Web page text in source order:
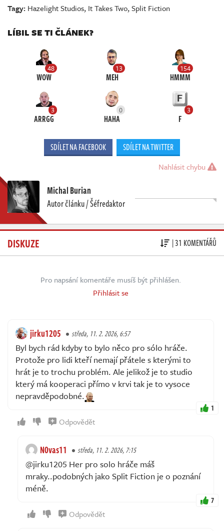
Tagy: Hazelight Studios, It Takes Two,Split Fiction
LÍBIL SE TI ČLÁNEK?
48
WOW
13
MEH
154
HMMM
3
ARRGG
0
HAHA
3
F
SDÍLET NA FACEBOOK SDÍLET NA TWITTER
Nahlásit chybu
Michal Burian
Autor článku / Šéfredaktor
DISKUZE | 31 KOMENTÁŘŮ
Pro napsání komentáře musíš být přihlášen.
Přihlásit se
jirku1205 středa, 11. 2. 2026, 6:57
Byl bych rád kdyby to bylo něco pro sólo hráče.
Protože pro lidi kteří nemají přátele s kterými to
hrát je to trochu problém. Ale jelikož je to studio
který má kooperaci přímo v krvi tak je to vysoce
nepravděpodobné.
1
Odpovědět
N0vas11 středa, 11. 2. 2026, 7:15
@jirku1205 Her pro solo hráče máš
mraky..podobných jako Split Fiction je o poznání
méně.
7
Odpovědět